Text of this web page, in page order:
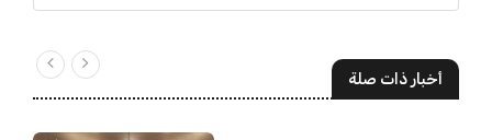
أخبار ذات صلة